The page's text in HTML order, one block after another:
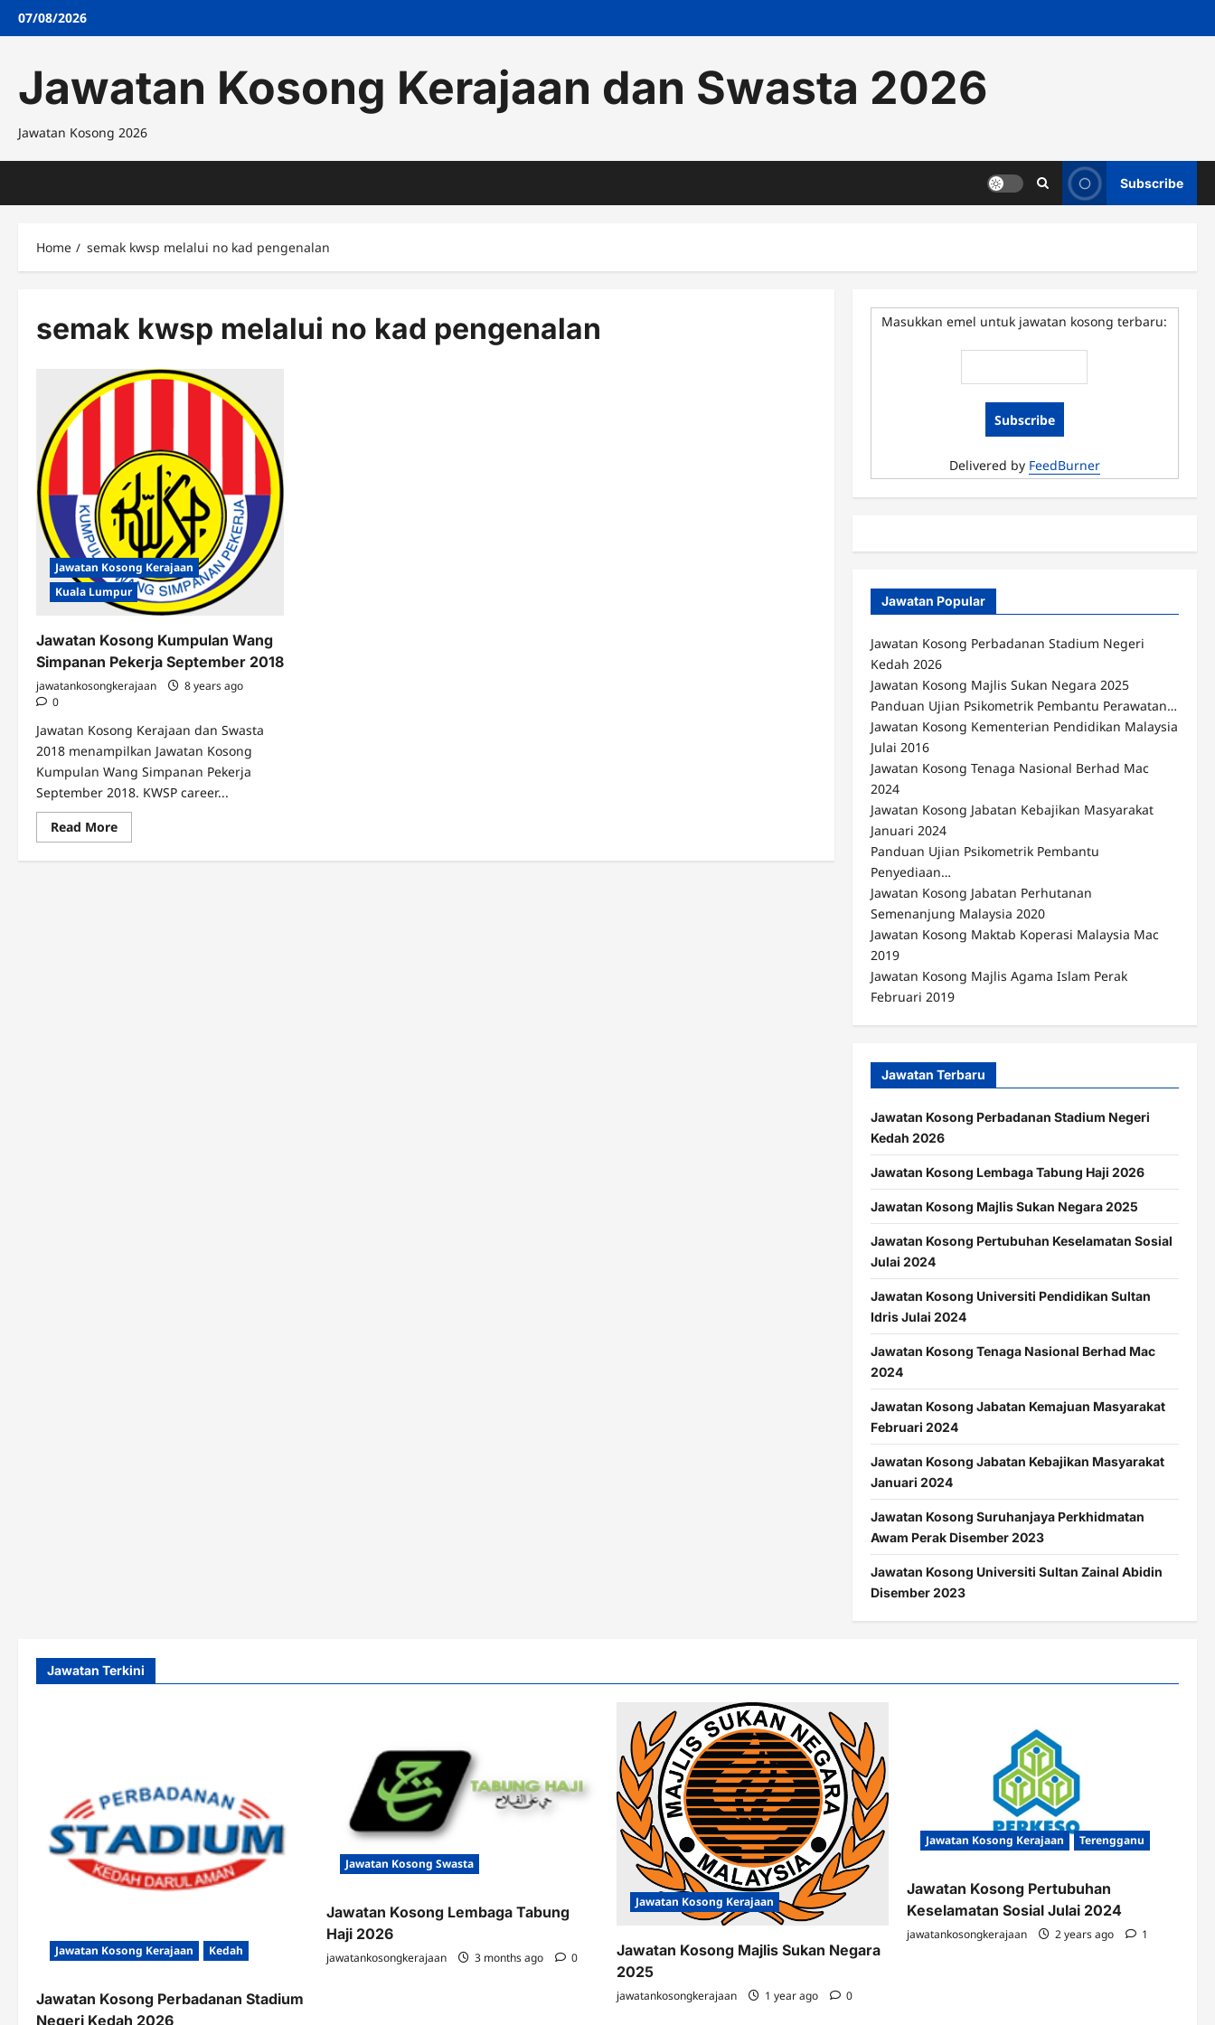
Skip07/08/2026
Jawatan Kosong Kerajaan dan Swasta 2026
Jawatan Kosong 2026
Subscribe
Home semak kwsp melalui no kad pengenalan
semak kwsp melalui no kad pengenalan
Jawatan Kosong Kerajaan
Kuala Lumpur
Jawatan Kosong Kumpulan Wang
Simpanan Pekerja September 2018
jawatankosongkerajaan
8 years ago
0
Jawatan Kosong Kerajaan dan Swasta
2018 menampilkan Jawatan Kosong
Kumpulan Wang Simpanan Pekerja
September 2018. KWSP career...
Read MoreRead
more
Jawatan
Masukkan emel untuk jawatan kosong terbaru:
Delivered by FeedBurner
Jawatan Popular
Jawatan Kosong Perbadanan Stadium Negeri
Kedah 2026
Jawatan Kosong Majlis Sukan Negara 2025
Panduan Ujian Psikometrik Pembantu Perawatan…
Jawatan Kosong Kementerian Pendidikan Malaysia
Julai 2016
Jawatan Kosong Tenaga Nasional Berhad Mac
2024
Jawatan Kosong Jabatan Kebajikan Masyarakat
Januari 2024
Panduan Ujian Psikometrik Pembantu
Penyediaan…
Jawatan Kosong Jabatan Perhutanan
Semenanjung Malaysia 2020
Jawatan Kosong Maktab Koperasi Malaysia Mac
2019
Jawatan Kosong Majlis Agama Islam Perak
Februari 2019
Jawatan Terbaru
Jawatan Kosong Perbadanan Stadium Negeri
Kedah 2026
Jawatan Kosong Lembaga Tabung Haji 2026
Jawatan Kosong Majlis Sukan Negara 2025
Jawatan Kosong Pertubuhan Keselamatan Sosial
Julai 2024
Jawatan Kosong Universiti Pendidikan Sultan
Idris Julai 2024
Jawatan Kosong Tenaga Nasional Berhad Mac
2024
Jawatan Kosong Jabatan Kemajuan Masyarakat
Februari 2024
Jawatan Kosong Jabatan Kebajikan Masyarakat
Januari 2024
Jawatan Kosong Suruhanjaya Perkhidmatan
Awam Perak Disember 2023
Jawatan Kosong Universiti Sultan Zainal Abidin
Disember 2023
Jawatan Terkini
Jawatan Kosong Kerajaan Kedah
Jawatan Kosong Perbadanan Stadium
Negeri Kedah 2026
Jawatan Kosong Swasta
Jawatan Kosong Lembaga Tabung
Haji 2026
jawatankosongkerajaan 3 months ago 0
Jawatan Kosong Kerajaan
Jawatan Kosong Majlis Sukan Negara
2025
jawatankosongkerajaan 1 year ago 0
Jawatan Kosong Kerajaan Terengganu
Jawatan Kosong Pertubuhan
Keselamatan Sosial Julai 2024
jawatankosongkerajaan 2 years ago 1